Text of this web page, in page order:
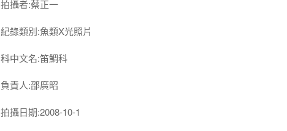
拍攝者:蔡正一
紀錄類別:魚類X光照片
科中文名:笛鯛科
負責人:邵廣昭
拍攝日期:2008-10-1